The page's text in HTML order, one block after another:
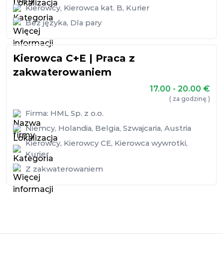
Kierowcy, Kierowca kat. B, Kurier
Bez języka, Dla pary
Kierowca C+E | Praca z
zakwaterowaniem
17.00 - 20.00 €
( za godzinę )
Firma: HML Sp. z o.o.
Niemcy, Holandia, Belgia, Szwajcaria, Austria
Kierowcy, Kierowcy CE, Kierowca wywrotki,
Kurier
Z zakwaterowaniem